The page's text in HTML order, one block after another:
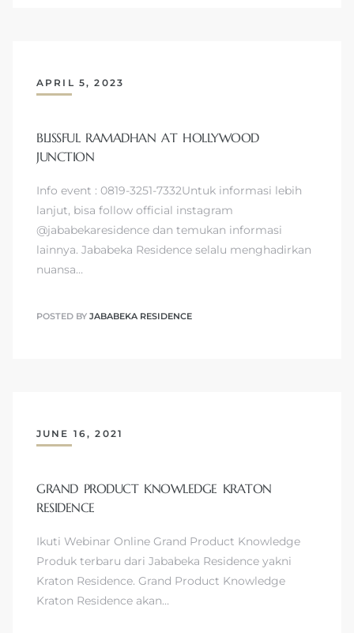
APRIL 5, 2023
BLISSFUL RAMADHAN AT HOLLYWOOD
JUNCTION
Info event : 0819-3251-7332Untuk informasi lebih
lanjut, bisa follow official instagram
@jababekaresidence dan temukan informasi
lainnya. Jababeka Residence selalu menghadirkan
nuansa…
POSTED BY JABABEKA RESIDENCE
JUNE 16, 2021
GRAND PRODUCT KNOWLEDGE KRATON
RESIDENCE
Ikuti Webinar Online Grand Product Knowledge
Produk terbaru dari Jababeka Residence yakni
Kraton Residence. Grand Product Knowledge
Kraton Residence akan…